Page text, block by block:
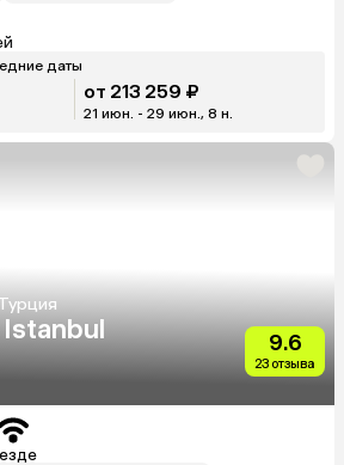
даты
от 213 259 ₽
21 июн. - 29 июн., 8 н.
Istanbul
9.6
23 отзыва